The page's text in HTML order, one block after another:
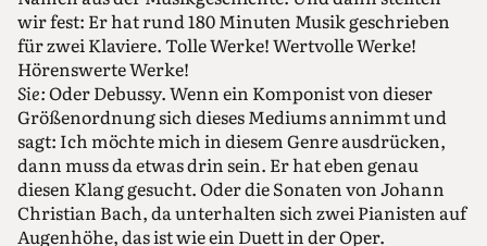
wir fest: Er hat rund 180 Minuten Musik geschrieben
für zwei Klaviere. Tolle Werke! Wertvolle Werke!
Hörenswerte Werke!
Sie:Oder Debussy. Wenn ein Komponist von dieser
Größenordnung sich dieses Mediums annimmt und
sagt: Ich möchte mich in diesem Genre ausdrücken,
dann muss da etwas drin sein. Er hat eben genau
diesen Klang gesucht. Oder die Sonaten von Johann
Christian Bach, da unterhalten sich zwei Pianisten auf
Augenhöhe, das ist wie ein Duett in der Oper.